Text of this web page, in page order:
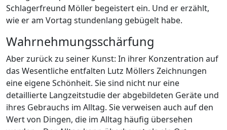
Schlagerfreund Möller begeistert ein. Und er erzählt,
wie er am Vortag stundenlang gebügelt habe.
Wahrnehmungsschärfung
Aber zurück zu seiner Kunst: In ihrer Konzentration auf
das Wesentliche entfalten Lutz Möllers Zeichnungen
eine eigene Schönheit. Sie sind nicht nur eine
detaillierte Langzeitstudie der abgebildeten Geräte und
ihres Gebrauchs im Alltag. Sie verweisen auch auf den
Wert von Dingen, die im Alltag häufig übersehen